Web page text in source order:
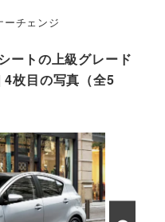
ーチェンジ
ートの上級グレード
枚目の写真（全5